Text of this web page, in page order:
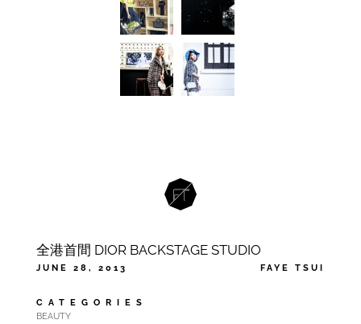
全港首間 DIOR BACKSTAGE STUDIO
JUNE 28, 2013 FAYE TSUI
CATEGORIES
BEAUTY